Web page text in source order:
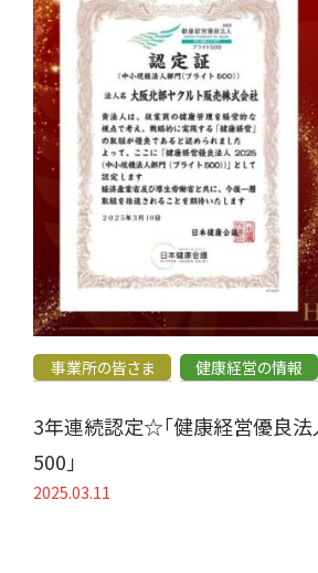
事業所の皆さま 健康経営の情報
3年連続認定☆「健康経営優良
500」
2025.03.11